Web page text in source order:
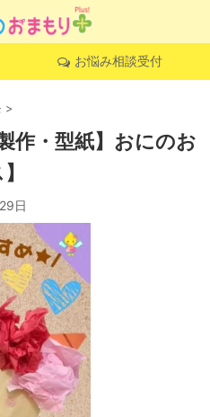
お悩み相談受付
>
作・型紙】おにのお
日